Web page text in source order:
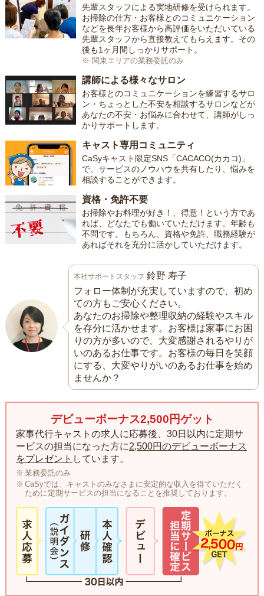
先輩スタッフによる実地研修を受けられます。
お掃除の仕方・お客様とのコミュニケーション
などを長年お客様から高評価をいただいている
先輩スタッフから直接教えてもらえます。その
後も1ヶ月間しっかりサポート。
※ 関東エリアの業務委託のみ
講師による様々なサロン
お客様とのコミュニケーションを練習するサロ
ン・ちょっとした不安を相談するサロンなどが
あなたの不安・お悩みに合わせて、講師がしっ
かりサポートします。
キャスト専用コミュニティ
CaSyキャスト限定SNS「CACACO(カカコ)」
で、サービスのノウハウを共有したり、悩みを
相談することができます。
資格・免許不要
お掃除やお料理が好き！、得意！という方であ
れば、どなたでも働いていただけます。年齢も
不問です。もちろん、資格や免許、職務経験が
あればそれを充分に活かしていただけます。
本社サポートスタッフ 鈴野 寿子
フォロー体制が充実していますので、初め
ての方もご安心ください。
あなたのお掃除や整理収納の経験やスキル
を存分に活かせます。お客様は家事にお困
りの方が多いので、大変感謝されるやりが
いのあるお仕事です。お客様の毎日を笑顔
にする、大変やりがいのあるお仕事を始め
ませんか？
デビューボーナス2,500円ゲット
家事代行キャストの求人に応募後、30日以内に定期サ
ービスの担当になった方に2,500円のデビューボーナス
をプレゼント しています。
業務委託のみ
CaSyでは、キャストのみなさまに安定的な収入を得ていただく
ために定期サービスの担当になることを推奨しております。